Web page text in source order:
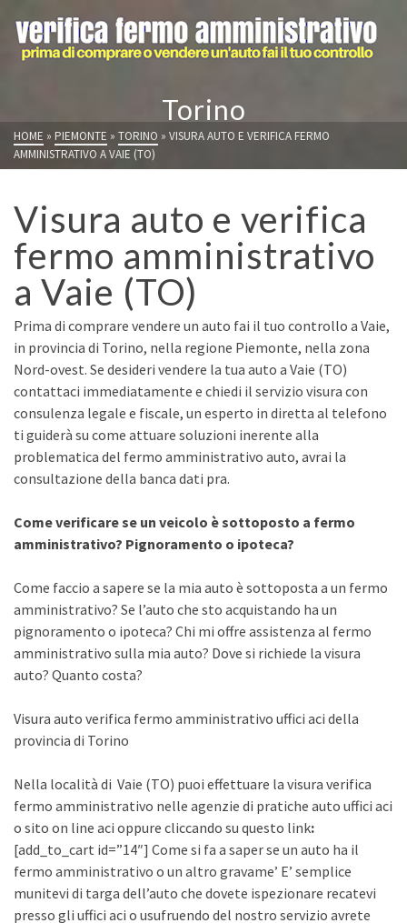
Torino
HOME » PIEMONTE » TORINO » VISURA AUTO E VERIFICA FERMO
AMMINISTRATIVO A VAIE (TO)
Visura auto e verifica
fermo amministrativo
a Vaie (TO)
Prima di comprare vendere un auto fai il tuo controllo a Vaie,
in provincia di Torino, nella regione Piemonte, nella zona
Nord-ovest. Se desideri vendere la tua auto a Vaie (TO)
contattaci immediatamente e chiedi il servizio visura con
consulenza legale e fiscale, un esperto in diretta al telefono
ti guiderà su come attuare soluzioni inerente alla
problematica del fermo amministrativo auto, avrai la
consultazione della banca dati pra.
Come verificare se un veicolo è sottoposto a fermo
amministrativo? Pignoramento o ipoteca?
Come faccio a sapere se la mia auto è sottoposta a un fermo
amministrativo? Se l’auto che sto acquistando ha un
pignoramento o ipoteca? Chi mi offre assistenza al fermo
amministrativo sulla mia auto? Dove si richiede la visura
auto? Quanto costa?
Visura auto verifica fermo amministrativo uffici aci della
provincia di Torino
Nella località di Vaie (TO) puoi effettuare la visura verifica
fermo amministrativo nelle agenzie di pratiche auto uffici aci
o sito on line aci oppure cliccando su questo link:
[add_to_cart id=”14″] Come si fa a saper se un auto ha il
fermo amministrativo o un altro gravame’ E’ semplice
munitevi di targa dell’auto che dovete ispezionare recatevi
presso gli uffici aci o usufruendo del nostro servizio avrete